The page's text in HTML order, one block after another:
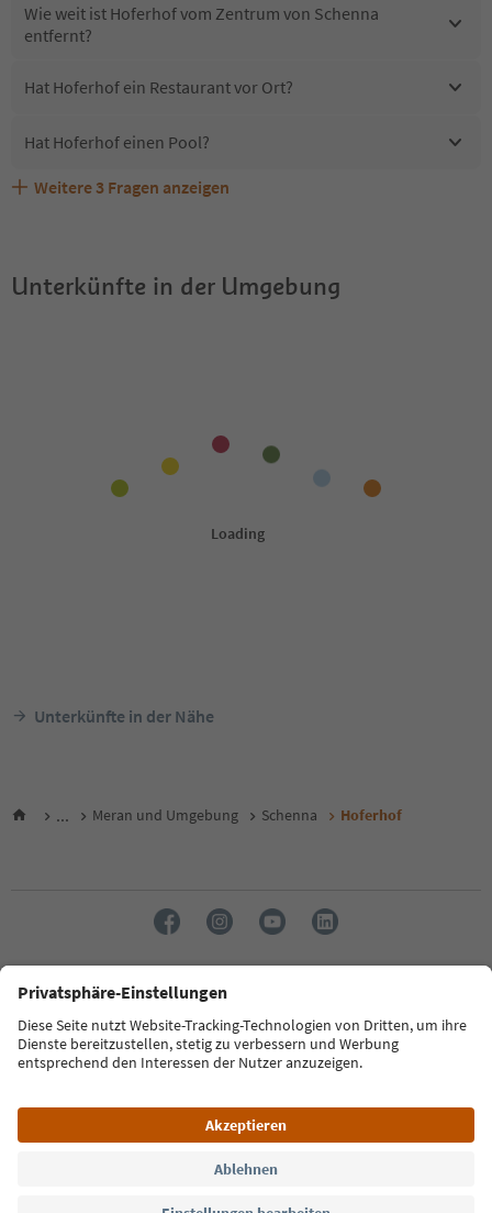
Wie weit ist Hoferhof vom Zentrum von Schenna
entfernt?
Hat Hoferhof ein Restaurant vor Ort?
Hat Hoferhof einen Pool?
Sind Haustiere in der Unterkunft Hoferhof erlaubt?
Welche Services bietet Hoferhof?
Erhalten die Gäste von Hoferhof einen Südtirol
Weitere 3 Fragen anzeigen
Unterkünfte in der Umgebung
Unterkünfte in der Nähe
... Meran und Umgebung Schenna Hoferhof
Sprache: Deutsch
FAQ Kontakt Presse MICE Datenschutzerklärung
Zugänglichkeitserklärung